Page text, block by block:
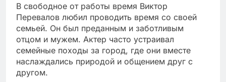
В свободное от работы время Виктор
Перевалов любил проводить время со своей
семьей. Он был преданным и заботливым
отцом и мужем. Актер часто устраивал
семейные походы за город, где они вместе
наслаждались природой и общением друг с
другом.